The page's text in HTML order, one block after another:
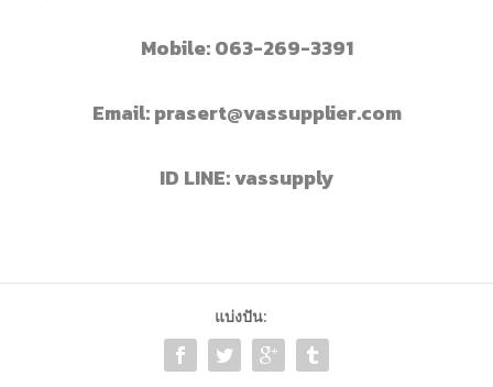
Mobile: 063-269-3391
Email: prasert@vassupplier.com
ID LINE: vassupply
แบ่งปัน: